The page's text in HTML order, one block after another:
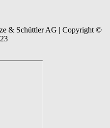
& Schüttler AG | Copyright ©